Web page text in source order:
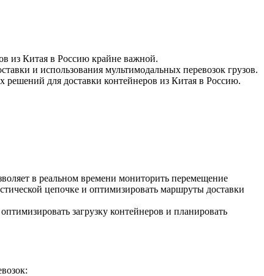
из Китая в Россию крайне важной.
и использования мультимодальных перевозок грузов.
решений для доставки контейнеров из Китая в Россию.
в реальном времени мониторить перемещение
цепочке и оптимизировать маршруты доставки
загрузку контейнеров и планировать